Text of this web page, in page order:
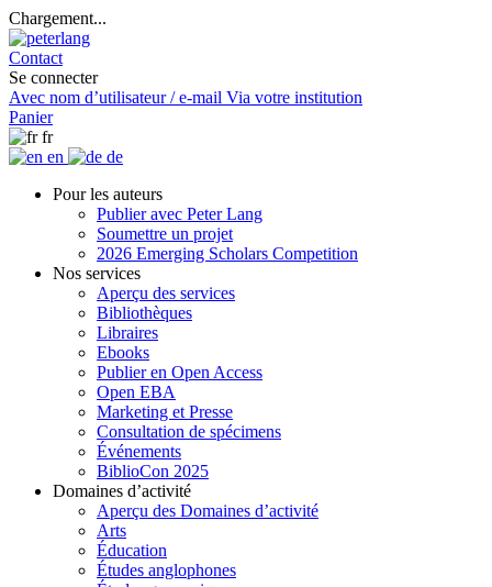
Chargement...
Contact
Se connecter
Avec nom d’utilisateur / e-mail Via votre institution
Panier
fr
en
de
Pour les auteurs
Publier avec Peter Lang
Soumettre un projet
2026 Emerging Scholars Competition
Nos services
Aperçu des services
Bibliothèques
Libraires
Ebooks
Publier en Open Access
Open EBA
Marketing et Presse
Consultation de spécimens
Événements
BiblioCon 2025
Domaines d’activité
Aperçu des Domaines d’activité
Arts
Éducation
Études anglophones